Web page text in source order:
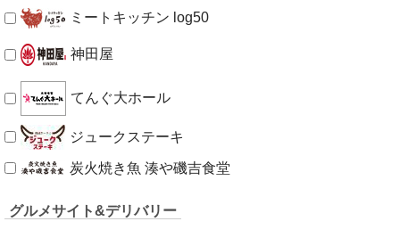
ミートキッチン log50
神田屋
てんぐ大ホール
ジュークステーキ
炭火焼き魚 湊や磯吉食堂
グルメサイト&デリバリー